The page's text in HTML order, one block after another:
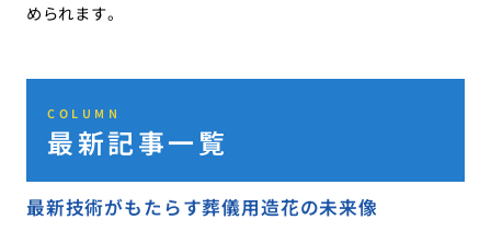
められます。
COLUMN
最新記事一覧
最新技術がもたらす葬儀用造花の未来像